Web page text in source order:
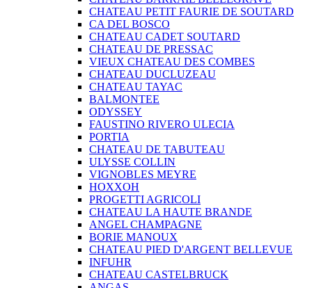
CHATEAU PETIT FAURIE DE SOUTARD
CA DEL BOSCO
CHATEAU CADET SOUTARD
CHATEAU DE PRESSAC
VIEUX CHATEAU DES COMBES
CHATEAU DUCLUZEAU
CHATEAU TAYAC
BALMONTEE
ODYSSEY
FAUSTINO RIVERO ULECIA
PORTIA
CHATEAU DE TABUTEAU
ULYSSE COLLIN
VIGNOBLES MEYRE
HOXXOH
PROGETTI AGRICOLI
CHATEAU LA HAUTE BRANDE
ANGEL CHAMPAGNE
BORIE MANOUX
CHATEAU PIED D'ARGENT BELLEVUE
INFUHR
CHATEAU CASTELBRUCK